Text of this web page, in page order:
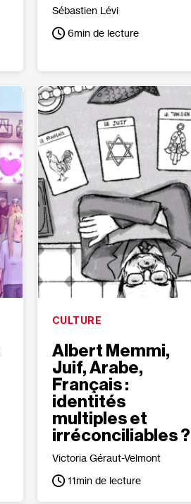
Sébastien Lévi
6min de lecture
CULTURE
Albert Memmi,
Juif, Arabe,
Français :
identités
multiples et
irréconciliables ?
Victoria Géraut-Velmont
11min de lecture